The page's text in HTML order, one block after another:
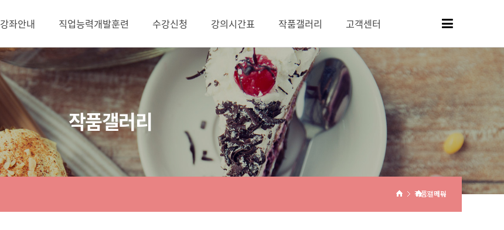
강좌안내 직업능력개발훈련 수강신청 강의시간표 작품갤러리 고객센터
작품갤러리
작품갤러리
메뉴